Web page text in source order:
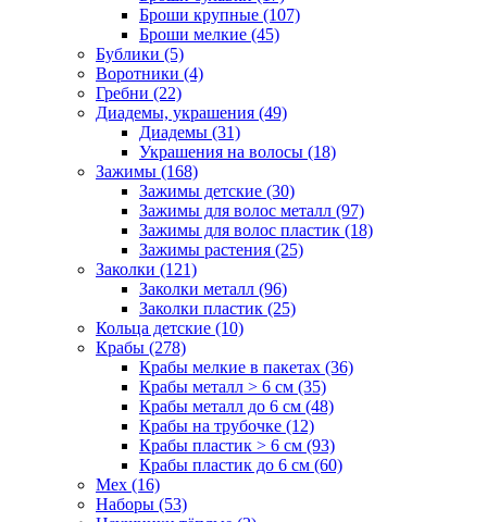
Броши крупные (107)
Броши мелкие (45)
Бублики (5)
Воротники (4)
Гребни (22)
Диадемы, украшения (49)
Диадемы (31)
Украшения на волосы (18)
Зажимы (168)
Зажимы детские (30)
Зажимы для волос металл (97)
Зажимы для волос пластик (18)
Зажимы растения (25)
Заколки (121)
Заколки металл (96)
Заколки пластик (25)
Кольца детские (10)
Крабы (278)
Крабы мелкие в пакетах (36)
Крабы металл > 6 см (35)
Крабы металл до 6 см (48)
Крабы на трубочке (12)
Крабы пластик > 6 см (93)
Крабы пластик до 6 см (60)
Мех (16)
Наборы (53)